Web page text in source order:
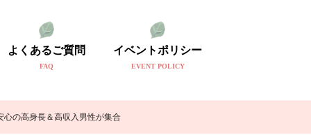
よくあるご質問
FAQ
イベントポリシー
EVENT POLICY
の高身長＆高収入男性が集合